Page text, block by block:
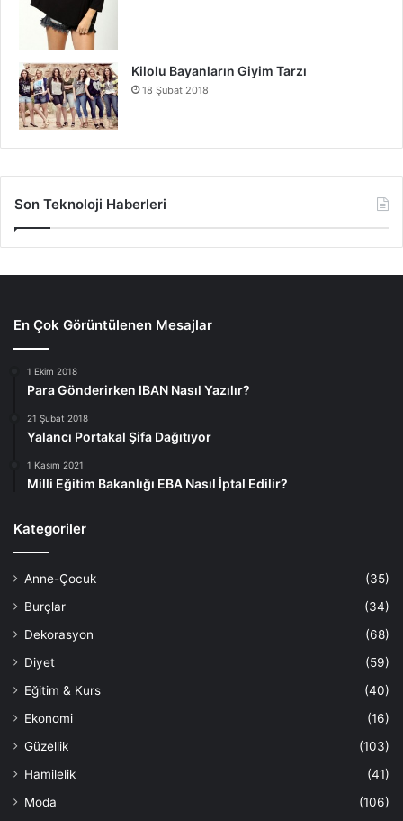
Kilolu Bayanların Giyim Tarzı
18 Şubat 2018
Son Teknoloji Haberleri
En Çok Görüntülenen Mesajlar
1 Ekim 2018
Para Gönderirken IBAN Nasıl Yazılır?
21 Şubat 2018
Yalancı Portakal Şifa Dağıtıyor
1 Kasım 2021
Milli Eğitim Bakanlığı EBA Nasıl İptal Edilir?
Kategoriler
Anne-Çocuk
(35)
Burçlar
(34)
Dekorasyon
(68)
Diyet
(59)
Eğitim & Kurs
(40)
Ekonomi
(16)
Güzellik
(103)
Hamilelik
(41)
Moda
(106)